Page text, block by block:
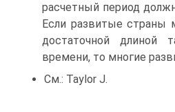
расчетный период
Если развитые страны
достаточной длиной
времени, то многие
См.: Taylor J.